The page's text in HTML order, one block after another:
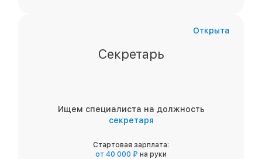
Открыта
Секретарь
Ищем специалиста на должность
секретаря
Стартовая зарплата:
от 40 000 ₽ на руки